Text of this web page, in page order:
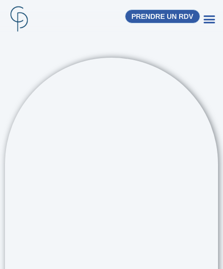
PRENDRE UN RDV